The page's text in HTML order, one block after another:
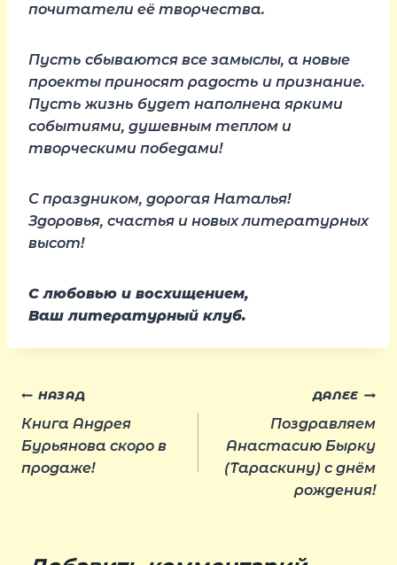
почитатели её творчества.
Пусть сбываются все замыслы, а новые
проекты приносят радость и признание.
Пусть жизнь будет наполнена яркими
событиями, душевным теплом и
творческими победами!
С праздником, дорогая Наталья!
Здоровья, счастья и новых литературных
высот!
С любовью и восхищением,
Ваш литературный клуб.
Навигация
по
НАЗАД
Книга Андрея
Бурьянова скоро в
продаже!
ДАЛЕЕ
Поздравляем
Анастасию Бырку
(Тараскину) с днём
рождения!